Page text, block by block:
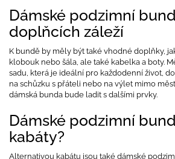
Dámské podzimní
doplňcích záleží
K bundě by měly být také vhodné doplňky,
klobouk nebo šála, ale také kabelka a boty.
sadu, která je ideální pro každodenní život,
na schůzku s přáteli nebo na výlet mimo
dámská bunda bude ladit s dalšími prvky.
Dámské podzimní
kabáty?
Alternativou kabátu jsou také dámské